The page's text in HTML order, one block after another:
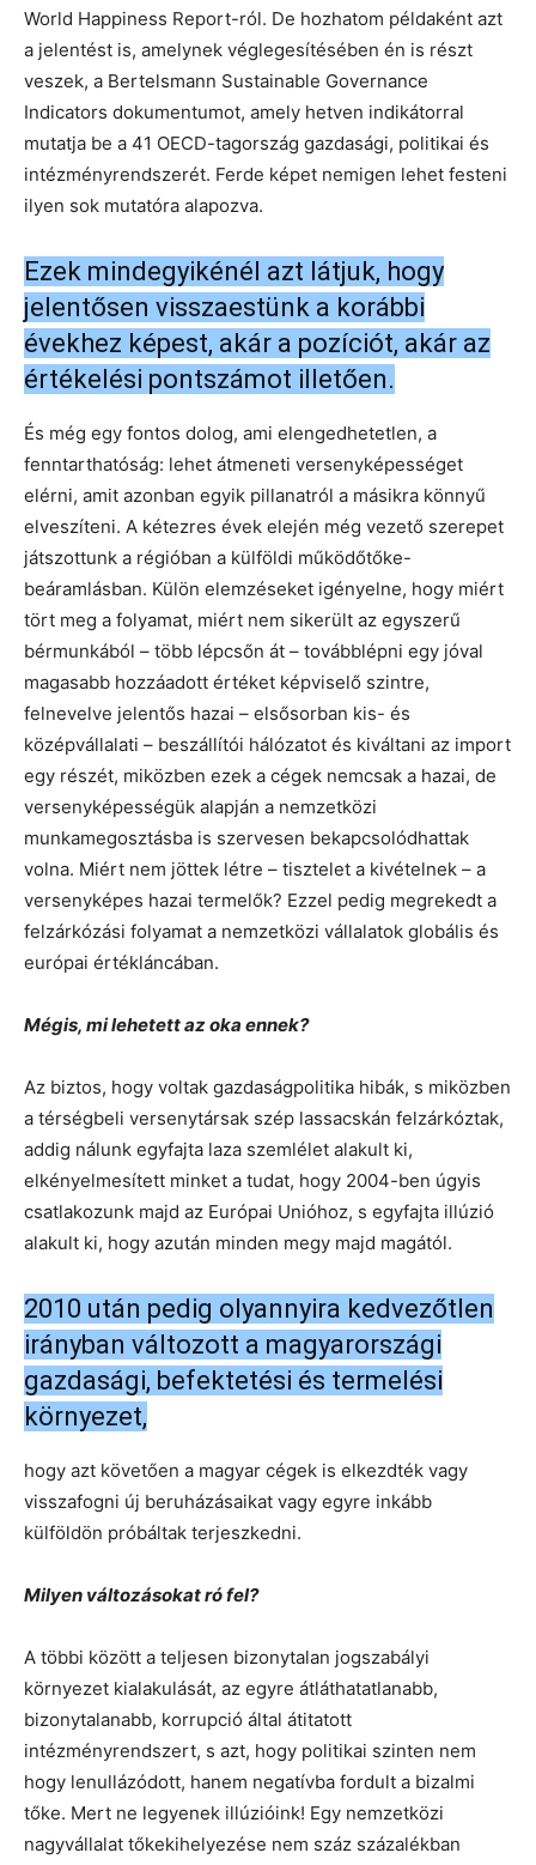
World Happiness Report-ról. De hozhatom példaként azt
a jelentést is, amelynek véglegesítésében én is részt
veszek, a Bertelsmann Sustainable Governance
Indicators dokumentumot, amely hetven indikátorral
mutatja be a 41 OECD-tagország gazdasági, politikai és
intézményrendszerét. Ferde képet nemigen lehet festeni
ilyen sok mutatóra alapozva.
Ezek mindegyikénél azt látjuk, hogy
jelentősen visszaestünk a korábbi
évekhez képest, akár a pozíciót, akár az
értékelési pontszámot illetően.
És még egy fontos dolog, ami elengedhetetlen, a
fenntarthatóság: lehet átmeneti versenyképességet
elérni, amit azonban egyik pillanatról a másikra könnyű
elveszíteni. A kétezres évek elején még vezető szerepet
játszottunk a régióban a külföldi működőtőke-
beáramlásban. Külön elemzéseket igényelne, hogy miért
tört meg a folyamat, miért nem sikerült az egyszerű
bérmunkából – több lépcsőn át – továbblépni egy jóval
magasabb hozzáadott értéket képviselő szintre,
felnevelve jelentős hazai – elsősorban kis- és
középvállalati – beszállítói hálózatot és kiváltani az import
egy részét, miközben ezek a cégek nemcsak a hazai, de
versenyképességük alapján a nemzetközi
munkamegosztásba is szervesen bekapcsolódhattak
volna. Miért nem jöttek létre – tisztelet a kivételnek – a
versenyképes hazai termelők? Ezzel pedig megrekedt a
felzárkózási folyamat a nemzetközi vállalatok globális és
európai értékláncában.
Mégis, mi lehetett az oka ennek?
Az biztos, hogy voltak gazdaságpolitika hibák, s miközben
a térségbeli versenytársak szép lassacskán felzárkóztak,
addig nálunk egyfajta laza szemlélet alakult ki,
elkényelmesített minket a tudat, hogy 2004-ben úgyis
csatlakozunk majd az Európai Unióhoz, s egyfajta illúzió
alakult ki, hogy azután minden megy majd magától.
2010 után pedig olyannyira kedvezőtlen
irányban változott a magyarországi
gazdasági, befektetési és termelési
környezet,
hogy azt követően a magyar cégek is elkezdték vagy
visszafogni új beruházásaikat vagy egyre inkább
külföldön próbáltak terjeszkedni.
Milyen változásokat ró fel?
A többi között a teljesen bizonytalan jogszabályi
környezet kialakulását, az egyre átláthatatlanabb,
bizonytalanabb, korrupció által átitatott
intézményrendszert, s azt, hogy politikai szinten nem
hogy lenullázódott, hanem negatívba fordult a bizalmi
tőke. Mert ne legyenek illúzióink! Egy nemzetközi
nagyvállalat tőkekihelyezése nem száz százalékban